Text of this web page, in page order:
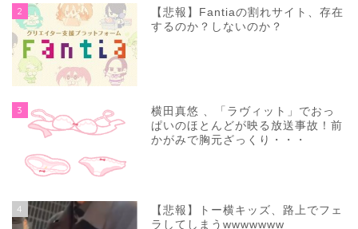
2
【悲報】Fantiaの割れサイト、存在
するのか？しないのか？
3
横田真悠 、「ラヴィット」でおっ
ぱいのほとんどが映る放送事故！前
かがみで胸元ざっくり・・・
4
【悲報】トー横キッズ、路上でフェ
ラしてしまうwwwwwww